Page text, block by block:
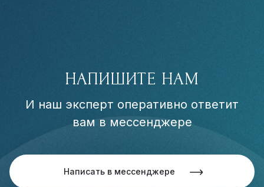
НАПИШИТЕ НАМ
И наш эксперт оперативно ответит
вам в мессенджере
Написать в мессенджере